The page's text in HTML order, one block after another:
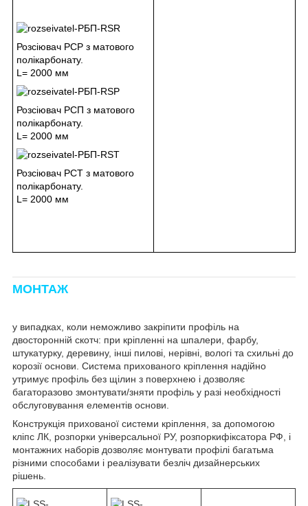
Розсіювач РСР з матового
полікарбонату.
L= 2000 мм
Розсіювач РСП з матового
полікарбонату.
L= 2000 мм
Розсіювач РСТ з матового
полікарбонату.
L= 2000 мм
МОНТАЖ
у випадках, коли неможливо закріпити профіль на
двосторонній скотч: при кріпленні на шпалери, фарбу,
штукатурку, деревину, інші пилові, нерівні, вологі та схильні до
корозії основи. Система прихованого кріплення надійно
утримує профіль без щілин з поверхнею і дозволяє
багаторазово змонтувати/зняти профіль у разі необхідності
обслуговування елементів основи.
Конструкція прихованої системи кріплення, за допомогою
кліпс ЛК, розпорки універсальної РУ, розпоркифіксатора РФ, і
монтажних наборів дозволяє монтувати профілі багатьма
різними способами і реалізувати безліч дизайнерських
рішень.